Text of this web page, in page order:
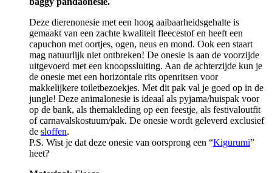
Deze dierenonesie met een hoog aaibaarheidsgehalte is
gemaakt van een zachte kwaliteit fleecestof en heeft een
capuchon met oortjes, ogen, neus en mond. Ook een staart
mag natuurlijk niet ontbreken! De onesie is aan de voorzijde
uitgevoerd met een knoopssluiting. Aan de achterzijde kun je
de onesie met een horizontale rits openritsen voor
makkelijkere toiletbezoekjes. Met dit pak val je goed op in de
jungle! Deze animalonesie is ideaal als pyjama/huispak voor
op de bank, als themakleding op een feestje, als festivaloutfit
of carnavalskostuum/pak. De onesie wordt geleverd exclusief
de sloffen.
P.S. Wist je dat deze onesie van oorsprong een “Kigurumi”
heet?